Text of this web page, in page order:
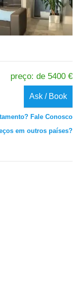
preço: de 5400 €
Ask / Book
Fale Conosco
em outros países?